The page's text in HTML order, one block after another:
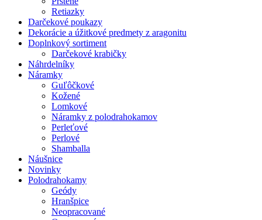
Retiazky
Darčekové poukazy
Dekorácie a úžitkové predmety z aragonitu
Doplnkový sortiment
Darčekové krabičky
Náhrdelníky
Náramky
Guľôčkové
Kožené
Lomkové
Náramky z polodrahokamov
Perleťové
Perlové
Shamballa
Náušnice
Novinky
Polodrahokamy
Geódy
Hranšpice
Neopracované